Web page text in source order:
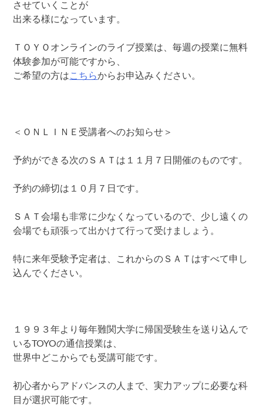
させていくことが
出来る様になっています。
ＴＯＹＯオンラインのライブ授業は、毎週の授業に無料
体験参加が可能ですから、
ご希望の方はこちらからお申込みください。
＜ＯＮＬＩＮＥ受講者へのお知らせ＞
予約ができる次のＳＡＴは１１月７日開催のものです。
予約の締切は１０月７日です。
ＳＡＴ会場も非常に少なくなっているので、少し遠くの
会場でも頑張って出かけて行って受けましょう。
特に来年受験予定者は、これからのＳＡＴはすべて申し
込んでください。
１９９３年より毎年難関大学に帰国受験生を送り込んで
いるTOYOの通信授業は、
世界中どこからでも受講可能です。
初心者からアドバンスの人まで、実力アップに必要な科
目が選択可能です。